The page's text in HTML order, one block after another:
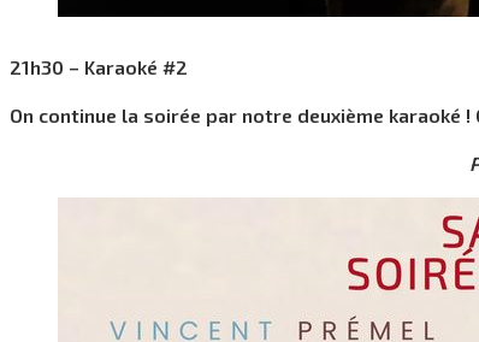
21h30 – Karaoké #2
On continue la soirée par notre deuxième karaoké